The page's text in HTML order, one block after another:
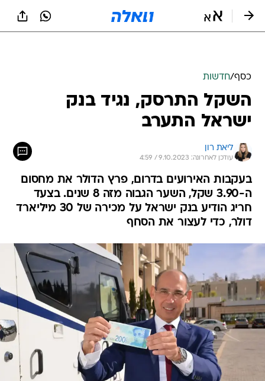
כסף/חדשות
השקל התרסק, נגיד בנק
ישראל התערב
ליאת רון
עודכן לאחרונה: 9.10.2023 / 4:59
בעקבות האירועים בדרום, פרץ הדולר את מחסום
ה-3.90 שקל, השער הגבוה מזה 8 שנים. בצעד
חריג הודיע בנק ישראל על מכירה של 30 מיליארד
דולר, כדי לעצור את הסחף